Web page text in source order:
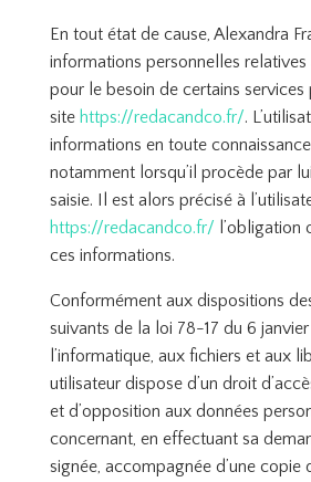
En tout état de cause, Alexandra
informations personnelles relatives
pour le besoin de certains
site https://redacandco.fr/.
informations en toute
notamment lorsqu’il procède par
saisie. Il est alors précisé à
https://redacandco.fr/ l’obligation
ces informations.
Conformément aux dispositions
suivants de la loi 78-17 du 6
l’informatique, aux fichiers et aux
utilisateur dispose d’un droit
et d’opposition aux données
concernant, en effectuant sa
signée, accompagnée d’une copie